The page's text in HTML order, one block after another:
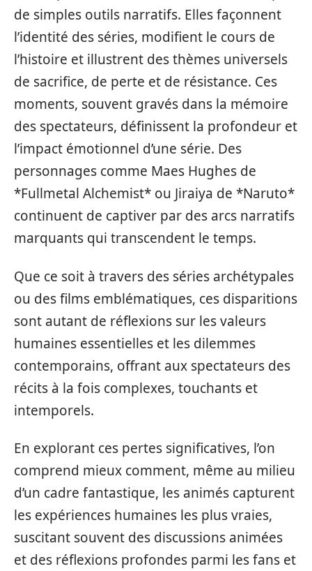
de simples outils narratifs. Elles façonnent
l’identité des séries, modifient le cours de
l’histoire et illustrent des thèmes universels
de sacrifice, de perte et de résistance. Ces
moments, souvent gravés dans la mémoire
des spectateurs, définissent la profondeur et
l’impact émotionnel d’une série. Des
personnages comme Maes Hughes de
*Fullmetal Alchemist* ou Jiraiya de *Naruto*
continuent de captiver par des arcs narratifs
marquants qui transcendent le temps.
Que ce soit à travers des séries archétypales
ou des films emblématiques, ces disparitions
sont autant de réflexions sur les valeurs
humaines essentielles et les dilemmes
contemporains, offrant aux spectateurs des
récits à la fois complexes, touchants et
intemporels.
En explorant ces pertes significatives, l’on
comprend mieux comment, même au milieu
d’un cadre fantastique, les animés capturent
les expériences humaines les plus vraies,
suscitant souvent des discussions animées
et des réflexions profondes parmi les fans et